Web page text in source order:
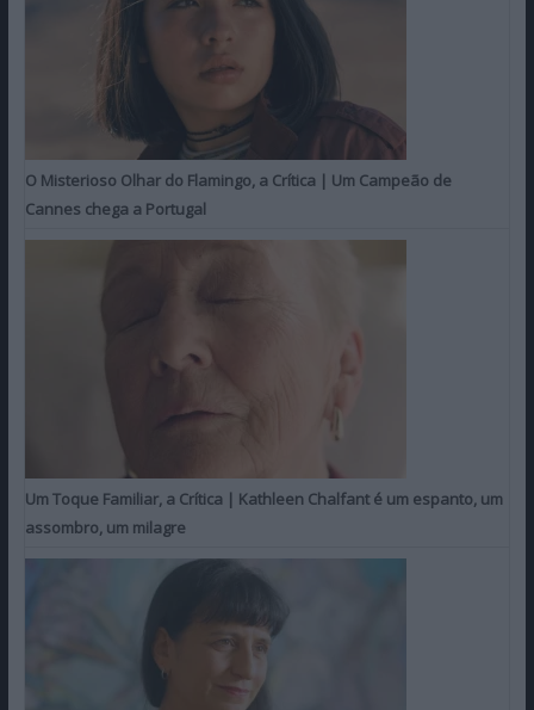
O Misterioso Olhar do Flamingo, a Crítica | Um Campeão de
Cannes chega a Portugal
Um Toque Familiar, a Crítica | Kathleen Chalfant é um espanto, um
assombro, um milagre